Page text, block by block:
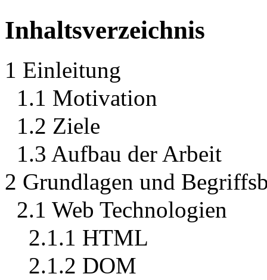
Inhaltsverzeichnis
1 Einleitung
1.1 Motivation
1.2 Ziele
1.3 Aufbau der Arbeit
2 Grundlagen und
2.1 Web Technologien
2.1.1 HTML
2.1.2 DOM